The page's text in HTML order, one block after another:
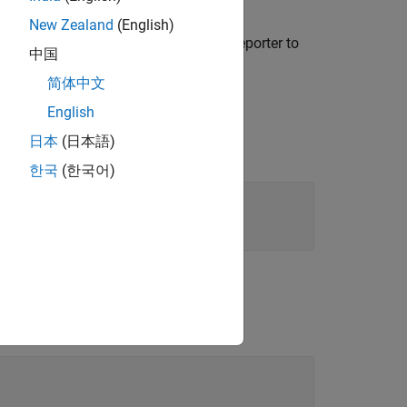
reporter that the specified
section title. Use the
reporter to
New Zealand (English)
中国
简体中文
English
日本 (日本語)
한국 (한국어)